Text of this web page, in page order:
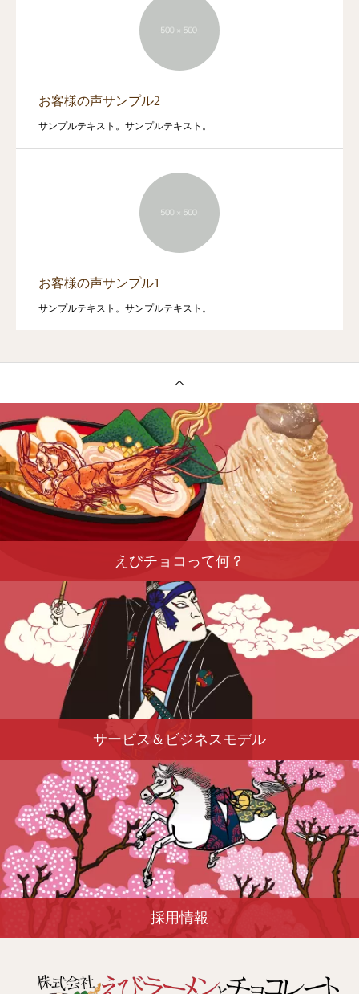
お客様の声サンプル2
サンプルテキスト。サンプルテキスト。
お客様の声サンプル1
サンプルテキスト。サンプルテキスト。
えびチョコって何？
サービス＆ビジネスモデル
採用情報